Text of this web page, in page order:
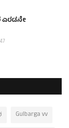
ಎರಡನೇ
Gulbarga vv